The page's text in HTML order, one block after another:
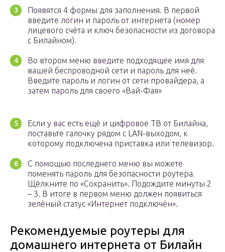
Появятся 4 формы для заполнения. В первой
введите логин и пароль от интернета (номер
лицевого счёта и ключ безопасности из договора
с Билайном).
Во втором меню введите подходящее имя для
вашей беспроводной сети и пароль для неё.
Введите пароль и логин от сети провайдера, а
затем пароль для своего «Вай-Фая»
Если у вас есть ещё и цифровое ТВ от Билайна,
поставьте галочку рядом с LAN-выходом, к
которому подключена приставка или телевизор.
С помощью последнего меню вы можете
поменять пароль для безопасности роутера.
Щёлкните по «Сохранить». Подождите минуты 2
– 3. В итоге в первом меню должен появиться
зелёный статус «Интернет подключён».
Рекомендуемые роутеры для
домашнего интернета от Билайн